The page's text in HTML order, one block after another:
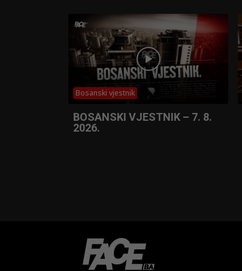
Bosanski vjestnik
BOSANSKI VJESTNIK – 7. 8.
2026.